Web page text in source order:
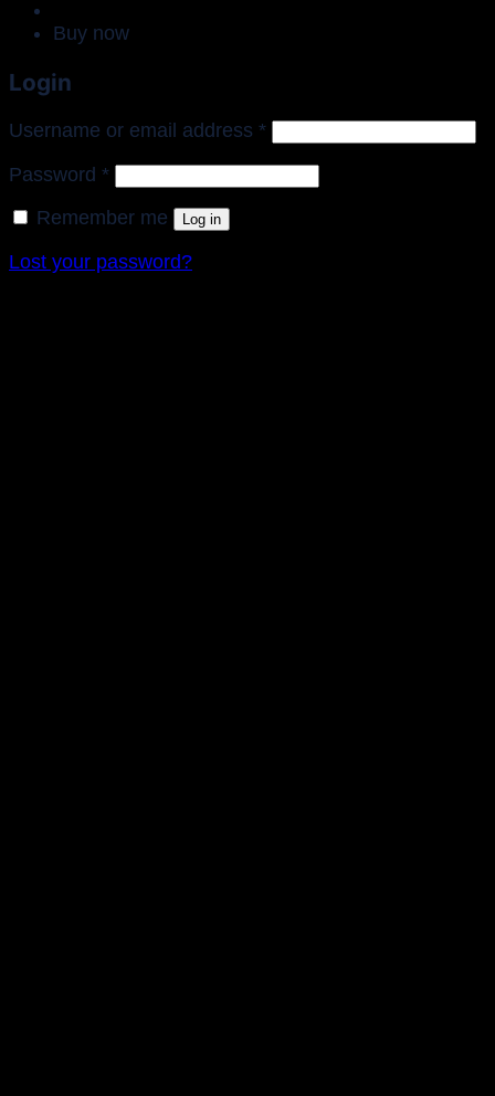
Buy now
Login
Username or email address *Required
Password *Required
Remember me Log in
Lost your password?